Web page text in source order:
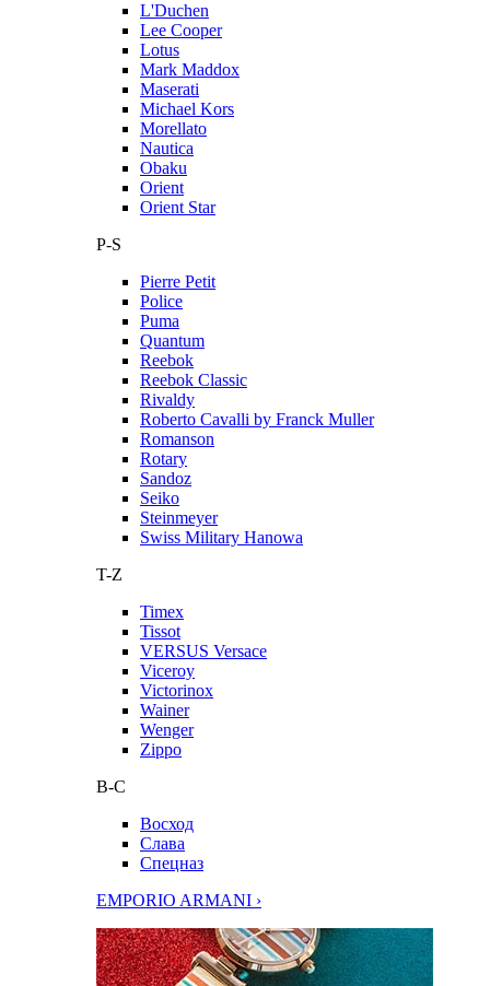
L'Duchen
Lee Cooper
Lotus
Mark Maddox
Maserati
Michael Kors
Morellato
Nautica
Obaku
Orient
Orient Star
P-S
Pierre Petit
Police
Puma
Quantum
Reebok
Reebok Classic
Rivaldy
Roberto Cavalli by Franck Muller
Romanson
Rotary
Sandoz
Seiko
Steinmeyer
Swiss Military Hanowa
T-Z
Timex
Tissot
VERSUS Versace
Viceroy
Victorinox
Wainer
Wenger
Zippo
В-С
Восход
Слава
Спецназ
EMPORIO ARMANI ›